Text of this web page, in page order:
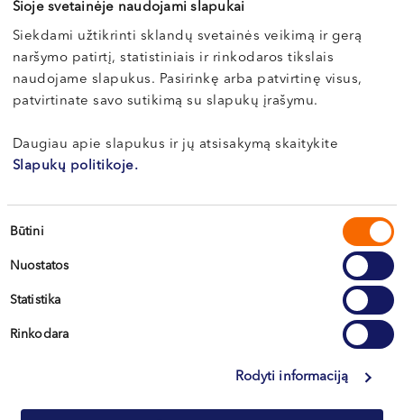
Šioje svetainėje naudojami slapukai
Siekdami užtikrinti sklandų svetainės veikimą ir gerą
naršymo patirtį, statistiniais ir rinkodaros tikslais
naudojame slapukus. Pasirinkę arba patvirtinę visus,
patvirtinate savo sutikimą su slapukų įrašymu.
Daugiau apie slapukus ir jų atsisakymą skaitykite
Slapukų politikoje.
Sutikimo
Būtini
Nuostatos
Statistika
Rinkodara
Rodyti informaciją
Kitos naujienos
Darbo laikas liepos 6 d.
Informuojame, kad liepos 6 d. (pirmadienį)
mūsų centrai nedirbs. Pacientų lauksime ...
Visos naujienos